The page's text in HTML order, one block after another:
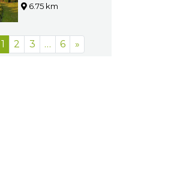
6.75 km
1 2 3 … 6 »